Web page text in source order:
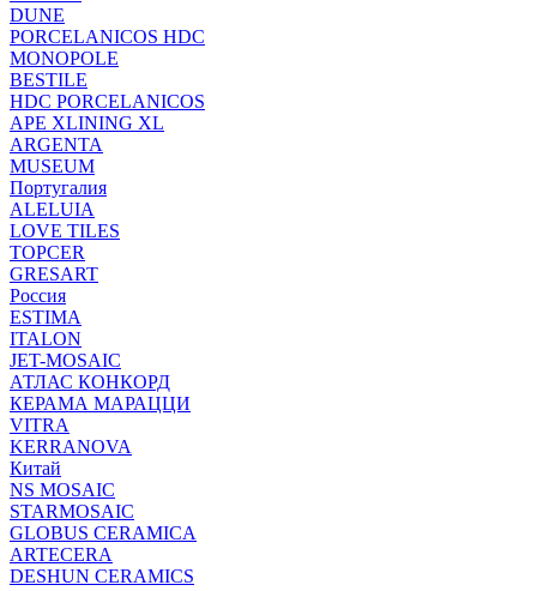
DUNE
PORCELANICOS HDC
MONOPOLE
BESTILE
HDC PORCELANICOS
APE XLINING XL
ARGENTA
MUSEUM
Португалия
ALELUIA
LOVE TILES
TOPCER
GRESART
Россия
ESTIMA
ITALON
JET-MOSAIC
АТЛАС КОНКОРД
КЕРАМА МАРАЦЦИ
VITRA
KERRANOVA
Китай
NS MOSAIC
STARMOSAIC
GLOBUS CERAMICA
ARTECERA
DESHUN CERAMICS